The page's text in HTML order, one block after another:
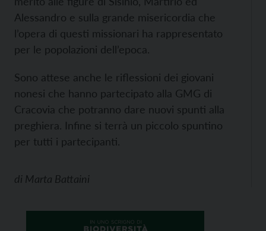
Alessandro e sulla grande misericordia che
l’opera di questi missionari ha rappresentato
per le popolazioni dell’epoca.
Sono attese anche le riflessioni dei giovani
nonesi che hanno partecipato alla GMG di
Cracovia che potranno dare nuovi spunti alla
preghiera. Infine si terrà un piccolo spuntino
per tutti i partecipanti.
di Marta Battaini